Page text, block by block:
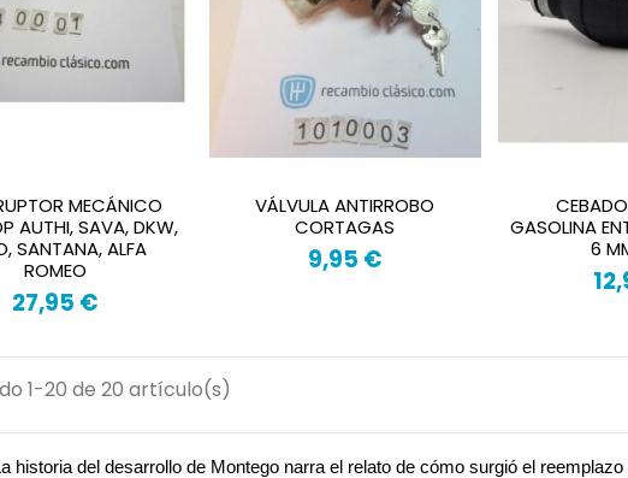
MECÁNICO
AUTHI, SAVA, DKW,
SANTANA, ALFA
ROMEO
27,95 €
VÁLVULA ANTIRROBO
CORTAGAS
9,95 €
GASOLINA
6
1-20 de 20 artículo(s)
historia del desarrollo de Montego narra el relato de cómo surgió el